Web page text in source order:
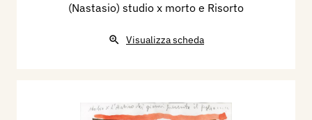
(Nastasio) studio x morto e Risorto
Visualizza scheda